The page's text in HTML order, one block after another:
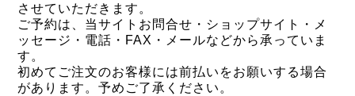
させていただきます。
ご予約は、当サイトお問合せ・ショップサイト・メ
ッセージ・電話・FAX・メールなどから 承っていま
す。
初めてご注文のお客様には前払いをお願いする場合
があります。予め ご了承ください。